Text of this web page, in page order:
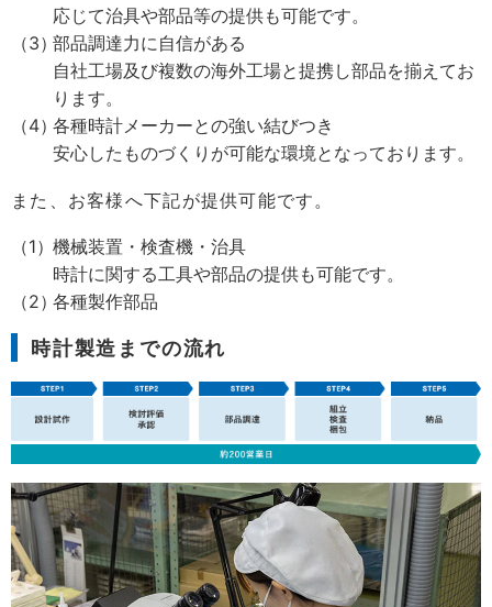
応じて治具や部品等の提供も可能です。
部品調達力に自信がある
自社工場及び複数の海外工場と提携し部品を揃えてお
ります。
各種時計メーカーとの強い結びつき
安心したものづくりが可能な環境となっております。
また、お客様へ下記が提供可能です。
機械装置・検査機・治具
時計に関する工具や部品の提供も可能です。
各種製作部品
時計製造までの流れ